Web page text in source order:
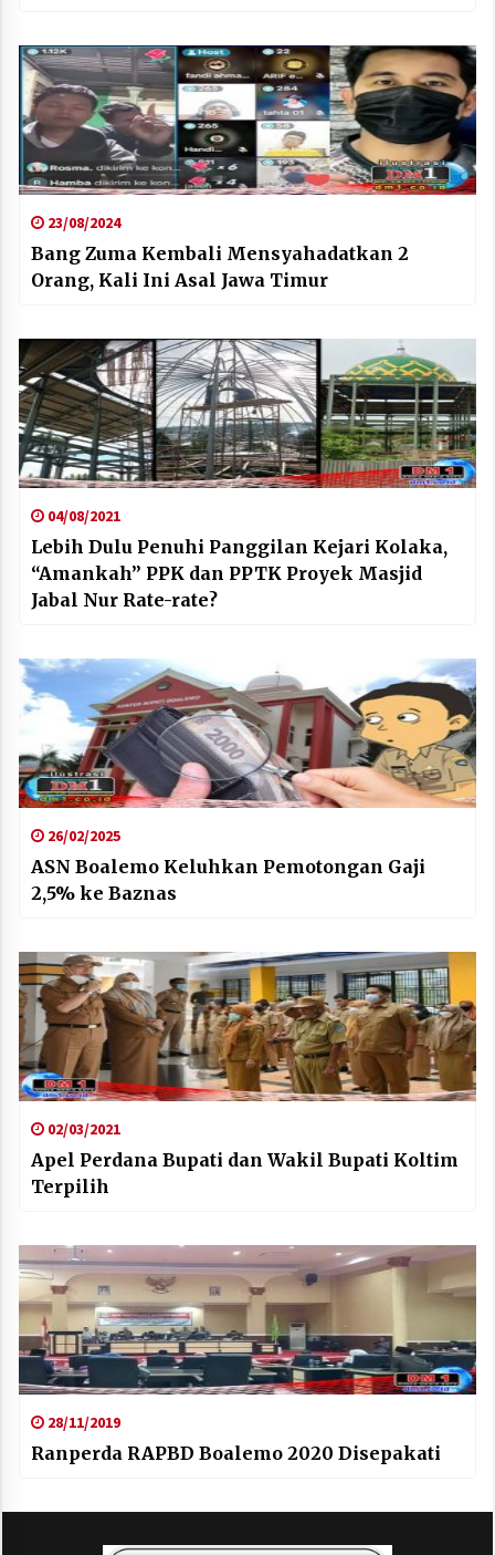
23/08/2024
Bang Zuma Kembali Mensyahadatkan 2
Orang, Kali Ini Asal Jawa Timur
04/08/2021
Lebih Dulu Penuhi Panggilan Kejari Kolaka,
“Amankah” PPK dan PPTK Proyek Masjid
Jabal Nur Rate-rate?
26/02/2025
ASN Boalemo Keluhkan Pemotongan Gaji
2,5% ke Baznas
02/03/2021
Apel Perdana Bupati dan Wakil Bupati Koltim
Terpilih
28/11/2019
Ranperda RAPBD Boalemo 2020 Disepakati